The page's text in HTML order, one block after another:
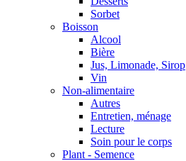
Sorbet
Boisson
Alcool
Bière
Jus, Limonade, Sirop
Vin
Non-alimentaire
Autres
Entretien, ménage
Lecture
Soin pour le corps
Plant - Semence